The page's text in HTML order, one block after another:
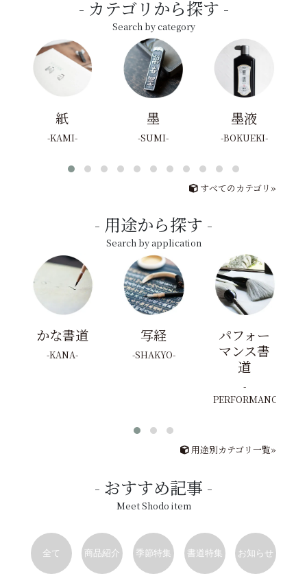
カテゴリから探す
Search by category
紙
KAMI
墨
SUMI
墨液
BOKUEKI
すべてのカテゴリ»
用途から探す
Search by application
かな書道
KANA
写経
SHAKYO
パフォー
マンス書
道
PERFORMANCE
用途別カテゴリ一覧»
おすすめ記事
Meet Shodo item
全て 商品紹介 季節特集 書道特集 お知らせ